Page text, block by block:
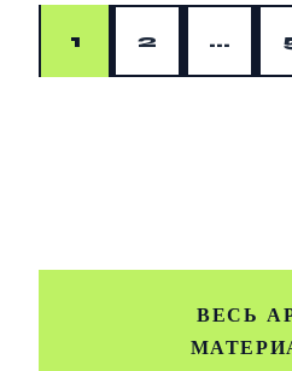
1 2 …
ВЕСЬ